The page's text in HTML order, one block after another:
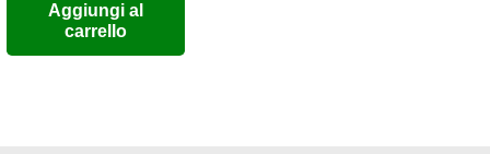
originale
era:
Aggiungi al
carrello